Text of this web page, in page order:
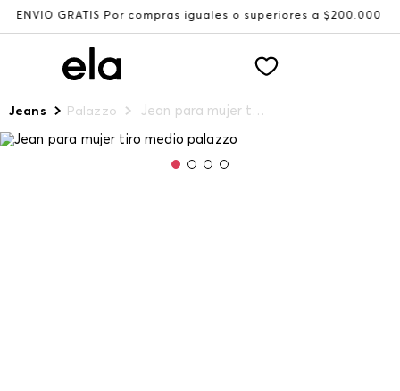
GRATIS Por compras iguales o superiores a $200.000
Jeans Palazzo Jean para mujer tiro medio palazzo